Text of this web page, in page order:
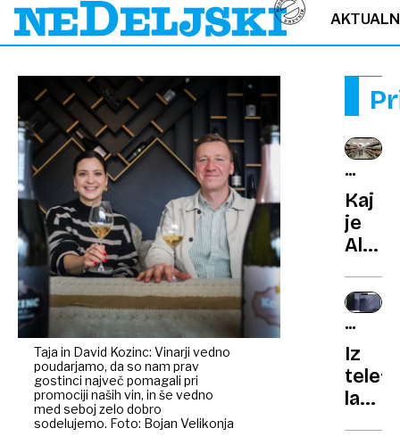
Taja in David Kozinc: Vinarji vedno
poudarjamo, da so nam prav
gostinci največ pomagali pri
promociji naših vin, in še vedno
med seboj zelo dobro
sodelujemo. Foto: Bojan Velikonja
TRIK
Kaj
je
in
zakaj
z
njo
Iz
lahko